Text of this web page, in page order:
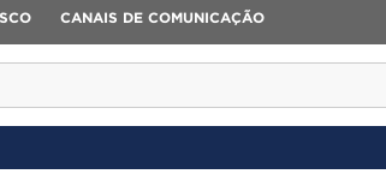
CANAIS DE COMUNICAÇÃO